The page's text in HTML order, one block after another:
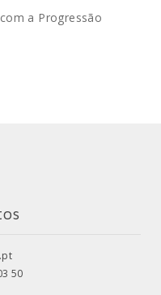
a Progressão
50